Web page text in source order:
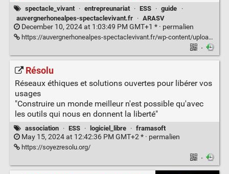
spectacle_vivant · entrepreunariat · ESS · guide
·
auvergnerhonealpes-spectaclevivant.fr
· ARASV
December 10, 2024 at 1:03:49 PM GMT+1 * · permalien
https://auvergnerhonealpes-spectaclevivant.fr/wp-content/uploads/2024/12/Fiche-pas-a-Pas-Statuts-collectifs-Decembre-2024.pdf
·
Résolu
Réseaux éthiques et solutions ouvertes pour libérer vos
usages
"Construire un monde meilleur n'est possible qu'avec
les outils qui nous en donnent la liberté"
association · ESS · logiciel_libre · framasoft
May 15, 2024 at 12:42:36 PM GMT+2 * · permalien
https://soyezresolu.org/
·